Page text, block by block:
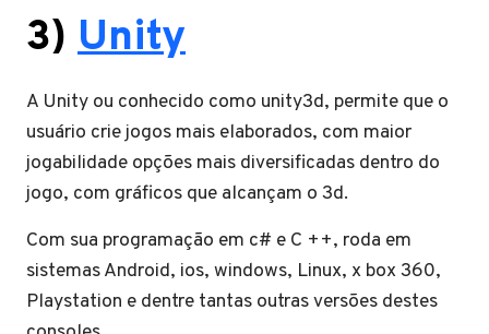
3) Unity
A Unity ou conhecido como unity3d, permite que o
usuário crie jogos mais elaborados, com maior
jogabilidade opções mais diversificadas dentro do
jogo, com gráficos que alcançam o 3d.
Com sua programação em c# e C ++, roda em
sistemas Android, ios, windows, Linux, x box 360,
Playstation e dentre tantas outras versões destes